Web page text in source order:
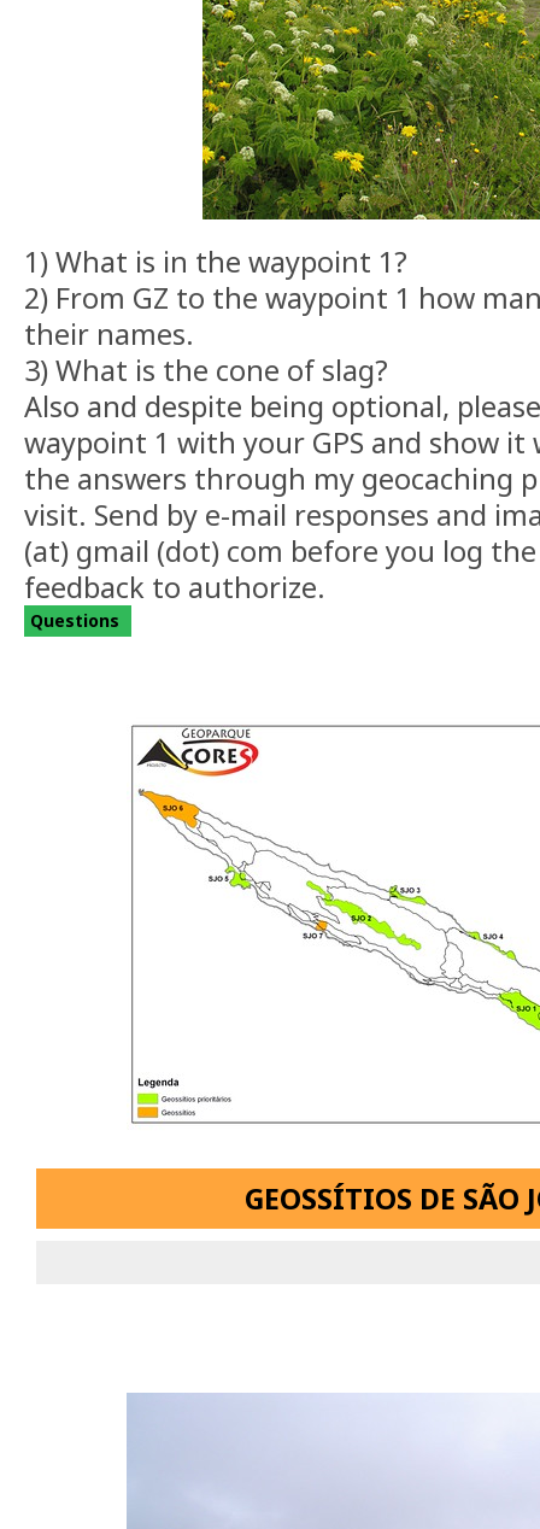
1) What is in the waypoint 1?
2) From GZ to the waypoint 1 how
their names.
3) What is the cone of slag?
Also and despite being optional,
waypoint 1 with your GPS and show it
the answers through my geocaching
visit. Send by e-mail responses and
(at) gmail (dot) com before you log
feedback to authorize.
Questions
GEOSSÍTIOS DE SÃO